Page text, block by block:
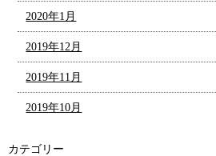
2020年1月
2019年12月
2019年11月
2019年10月
カテゴリー